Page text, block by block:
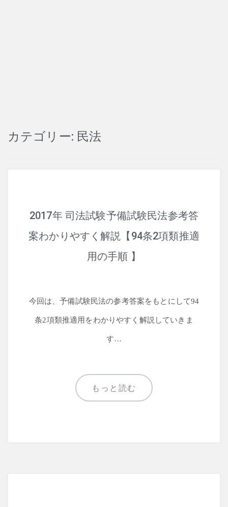
司法試験
暗号資産
カテゴリー: 民法
2017年 司法試験予備試験民法参考答
案わかりやすく解説【94条2項類推適
用の手順 】
今回は、予備試験民法の参考答案をもとにして94
条2項類推適用をわかりやすく解説していきま
す…
もっと読む